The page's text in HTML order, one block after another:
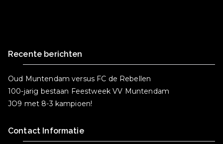
Recente berichten
Oud Muntendam versus FC de Rebellen
100-jarig bestaan Feestweek VV Muntendam
JO9 met 8-3 kampioen!
Contact Informatie